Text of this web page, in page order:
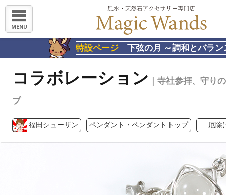
MENU
特設ページ 下弦の月 ～調和とバラン
コラボレーション ｜寺社参拝、守り
プ
福田シューザン ペンダント・ペンダントトップ 厄除